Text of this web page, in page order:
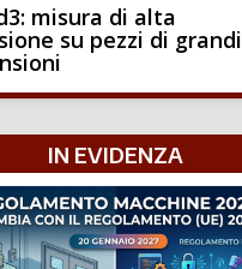
misura di alta
su pezzi di grandi
IN EVIDENZA